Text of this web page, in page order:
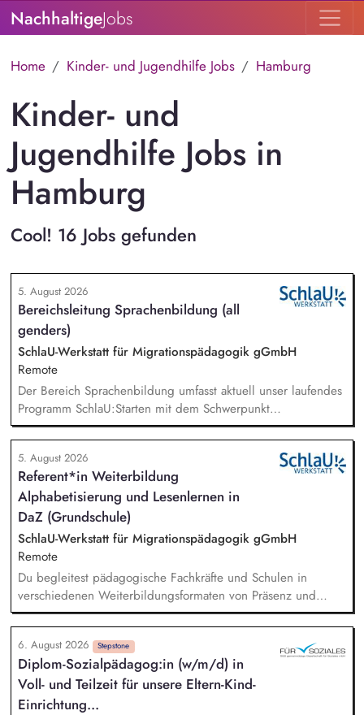
NachhaltigeJobs
Home Kinder- und Jugendhilfe Jobs Hamburg
Kinder- und
Jugendhilfe Jobs in
Hamburg
Cool! 16 Jobs gefunden
5. August 2026
Bereichsleitung Sprachenbildung (all
genders)
SchlaU-Werkstatt für Migrationspädagogik gGmbH
Remote
Der Bereich Sprachenbildung umfasst aktuell unser laufendes
Programm SchlaU:Starten mit dem Schwerpunkt
"Alphabetisierung in DaZ für die Grundschule" sowie
zukünftig weitere auf Unterrichtsmaterial bezogene Projekte
mit den Schwerpunkten sprachensensibles und
rassismuskritisches Deutschlernen von der Grundschule bis in
die Berufliche Bildung. Der Bereich Sprachenbildung
entwickelt in seinen Projekten dazu zielgruppengerechte und
innovative Unterrichtsmaterialien und begleitet pädagogische
Fachkräfte mit daran angeschlossenen
Weiterbildungsangeboten online wie offline.
5. August 2026
Referent*in Weiterbildung
Alphabetisierung und Lesenlernen in
DaZ (Grundschule)
SchlaU-Werkstatt für Migrationspädagogik gGmbH
Remote
Du begleitest pädagogische Fachkräfte und Schulen in
verschiedenen Weiterbildungsformaten von Präsenz und
Online-Workshops bis hin zu pädogischen Tagen und erstellst
Online-Selbstlernkurse für unsere Plattform schlau-lernen.org.
Die inhaltlichen Schwerpunkte liegen dabei auf den
Bereichen Lesen lernen, Mehrsprachigkeitsbewusstsein und
Alphabetisierung in der Grundschule.
6. August 2026 Stepstone
Diplom-Sozialpädagog:in (w/m/d) in
Voll- und Teilzeit für unsere Eltern-Kind-
Einrichtung...